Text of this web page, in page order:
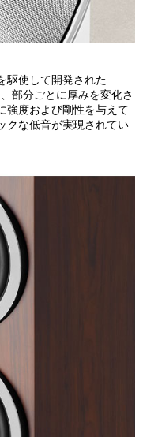
駆使して開発された
部分ごとに厚みを変化さ
強度および剛性を与えて
クな低音が実現されてい